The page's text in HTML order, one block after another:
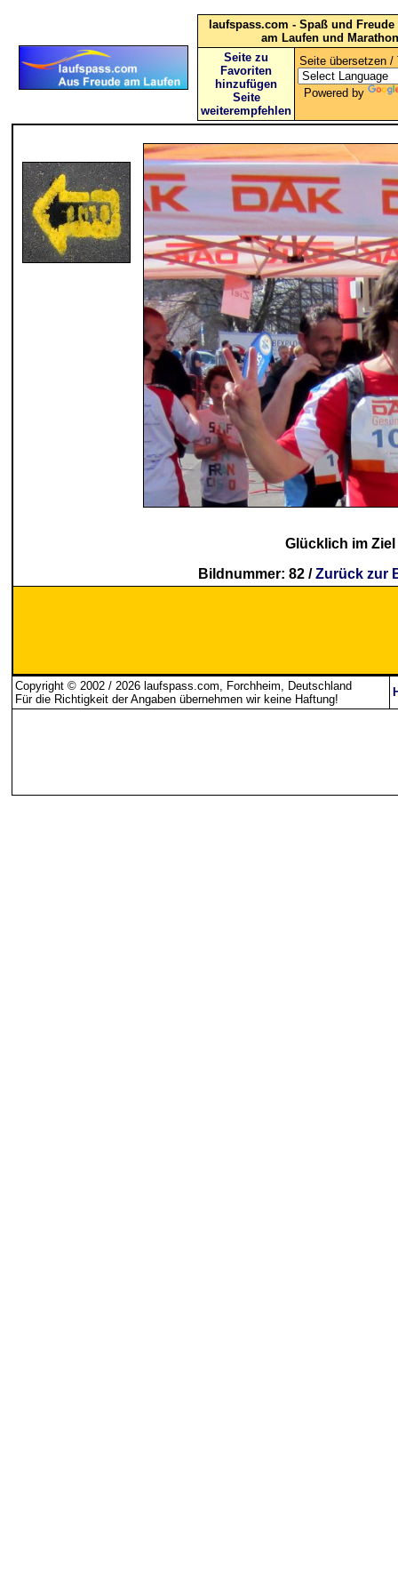
laufspass.com - Spaß und
am Laufen und Marathon
Seite zu
Favoriten
hinzufügen
Seite
weiterempfehlen
Seite übersetzen /
Powered by
Glücklich im Ziel
Bildnummer: 82 /Zurück zur
Copyright © 2002 / 2026 laufspass.com, Forchheim, Deutschland
Für die Richtigkeit der Angaben übernehmen wir keine Haftung!